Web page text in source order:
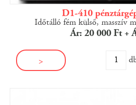
D1-410
Időtálló fém külső, masszív
Ár: 20 000 Ft +
>